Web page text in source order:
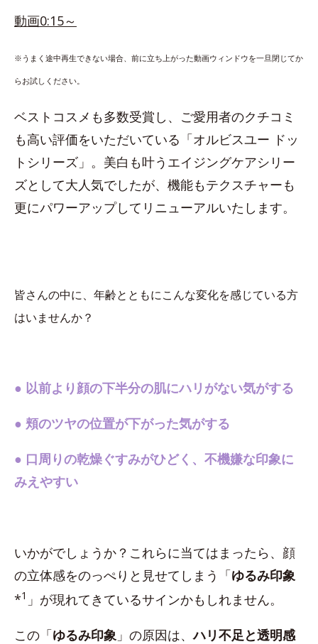
動画0:15～
※うまく途中再生できない場合、前に立ち上がった動画ウィンドウを一旦閉じてか
らお試しください。
ベストコスメも多数受賞し、ご愛用者のクチコミ
も高い評価をいただいている「オルビスユー ドッ
トシリーズ」。美白も叶うエイジングケアシリー
ズとして大人気でしたが、機能もテクスチャーも
更にパワーアップしてリニューアルいたします。
皆さんの中に、年齢とともにこんな変化を感じている方
はいませんか？
● 以前より顔の下半分の肌にハリがない気がする
● 頬のツヤの位置が下がった気がする
● 口周りの乾燥ぐすみがひどく、不機嫌な印象に
みえやすい
いかがでしょうか？これらに当てはまったら、顔
の立体感をのっぺりと見せてしまう「ゆるみ印象
*1 」が現れてきているサインかもしれません。
この「ゆるみ印象 」の原因は、ハリ不足と透明感